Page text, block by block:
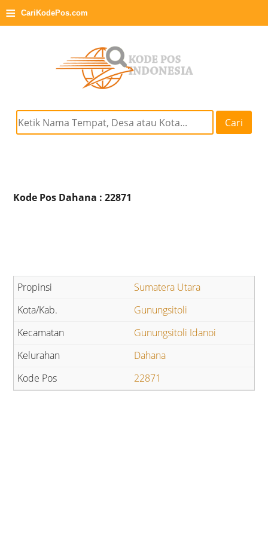
≡ CariKodePos.com
Cari
Kode Pos Dahana : 22871
Sumatera Utara
Gunungsitoli
Gunungsitoli Idanoi
Dahana
22871